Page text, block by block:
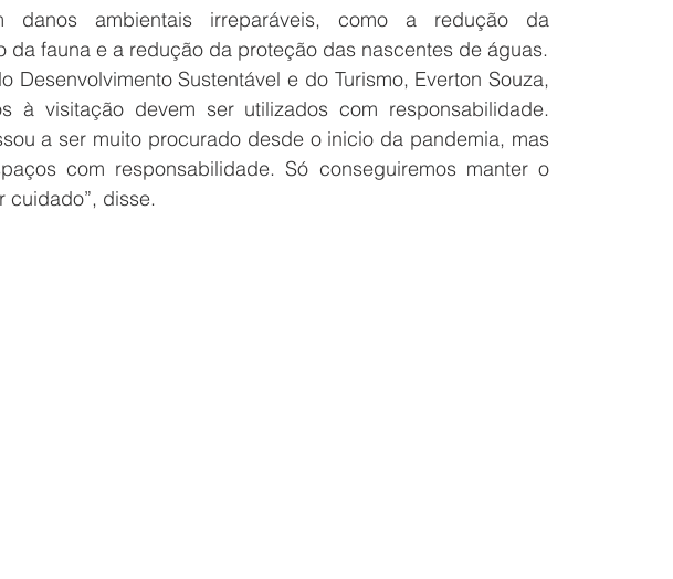
danos ambientais irreparáveis, como a redução da
da fauna e a redução da proteção das nascentes de águas.
Desenvolvimento Sustentável e do Turismo, Everton Souza,
à visitação devem ser utilizados com responsabilidade.
a ser muito procurado desde o inicio da pandemia, mas
com responsabilidade. Só conseguiremos manter o
cuidado”, disse.